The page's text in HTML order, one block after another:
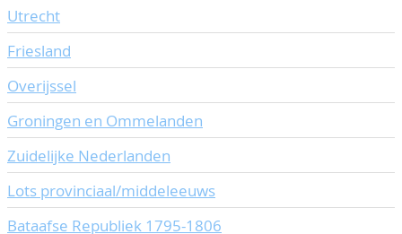
Utrecht
Friesland
Overijssel
Groningen en Ommelanden
Zuidelijke Nederlanden
Lots provinciaal/middeleeuws
Bataafse Republiek 1795-1806